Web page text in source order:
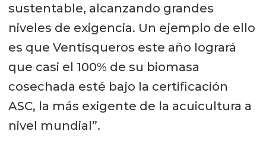
sustentable, alcanzando grandes
niveles de exigencia. Un ejemplo de ello
es que Ventisqueros este año logrará
que casi el 100% de su biomasa
cosechada esté bajo la certificación
ASC, la más exigente de la acuicultura a
nivel mundial”.